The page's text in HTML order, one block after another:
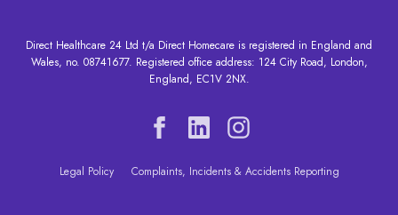
Direct Healthcare 24 Ltd t/a Direct Homecare is registered in England and
Wales, no. 08741677. Registered office address: 124 City Road, London,
England, EC1V 2NX.
Legal Policy Complaints, Incidents & Accidents Reporting